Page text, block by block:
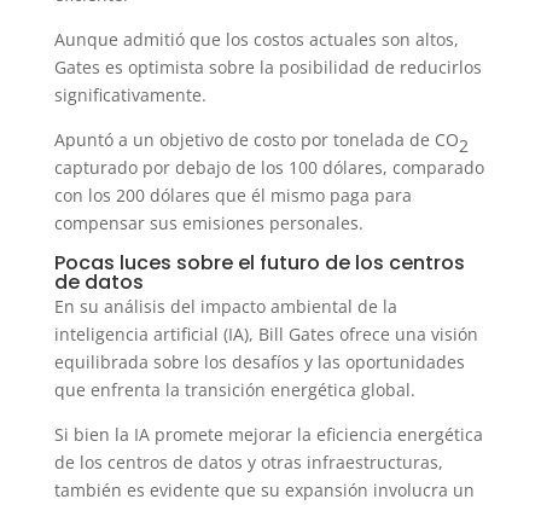
Aunque admitió que los costos actuales son altos,
Gates es optimista sobre la posibilidad de reducirlos
significativamente.
Apuntó a un objetivo de costo por tonelada de CO2
capturado por debajo de los 100 dólares, comparado
con los 200 dólares que él mismo paga para
compensar sus emisiones personales.
Pocas luces sobre el futuro de los centros
de datos
En su análisis del impacto ambiental de la
inteligencia artificial (IA), Bill Gates ofrece una visión
equilibrada sobre los desafíos y las oportunidades
que enfrenta la transición energética global.
Si bien la IA promete mejorar la eficiencia energética
de los centros de datos y otras infraestructuras,
también es evidente que su expansión involucra un